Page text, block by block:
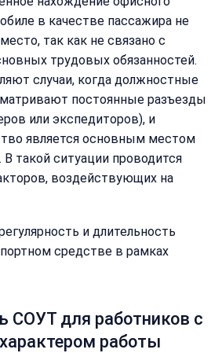
в качестве пассажира не
так как не связано с
трудовых обязанностей.
случаи, когда должностные
постоянные разъезды
или экспедиторов), и
является основным местом
такой ситуации проводится
воздействующих на
и длительность
средстве в рамках
СОУТ для работников с
работы